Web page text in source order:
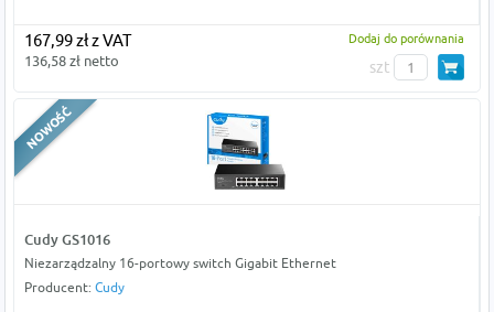
167,99 zł z VAT
136,58 zł netto
Dodaj do porównania
szt
Cudy GS1016
Niezarządzalny 16-portowy switch Gigabit Ethernet
Producent: Cudy